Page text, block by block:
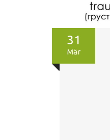
31
Mär